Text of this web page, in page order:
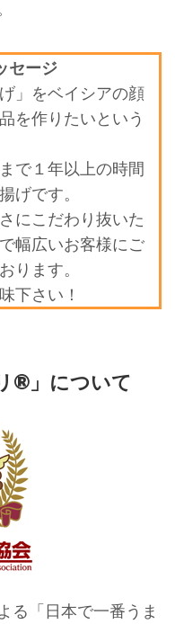
セージ
」をベイシアの顔
を作りたいという
で１年以上の時間
げです。
にこだわり抜いた
幅広いお客様にご
ります。
下さい！
®」について
る「日本で一番うま